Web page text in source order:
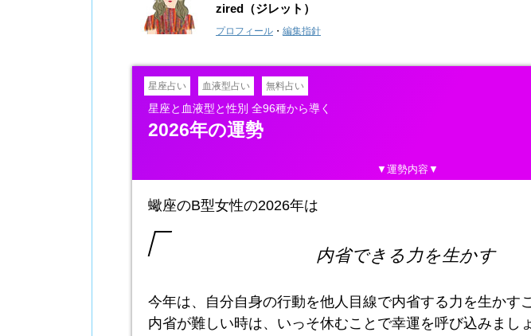
zired（ジレット）
プロフィール ・ 編集指針
星座占い 血液型占い 無料占い
星座と血液型と性別 全96種から導く
2026年の運勢
▼運勢内容▼
蠍座のB型女性の2026年は
内省できる力を生かす
今年は、自分自身の行動を他人目線で内省する力を生かす
内省が難しい時は、いっそ休むことで幸運を呼び込みまし